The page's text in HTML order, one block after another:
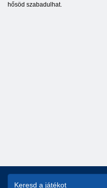
hősöd szabadulhat.